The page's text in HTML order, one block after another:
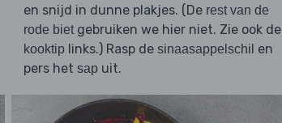
en snijd in dunne plakjes. (De rest van de
rode bietgebruiken we hier niet. Zie ook de
kooktiplinks.) Rasp de sinaasappelschil en
pers het sapuit.